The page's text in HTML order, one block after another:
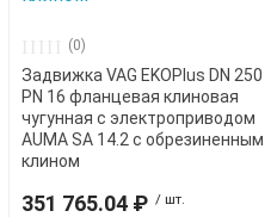
(0)
Задвижка VAG EKOPlus DN 250
PN 16 фланцевая клиновая
чугунная с электроприводом
AUMA SA 14.2 с обрезиненным
клином
351 765.04 ₽ / шт.